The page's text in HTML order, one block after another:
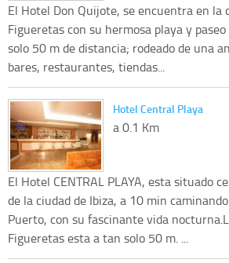
El Hotel Don Quijote, se encuentra en la
Figueretas con su hermosa playa y
solo 50 m de distancia; rodeado de una
bares, restaurantes, tiendas...
Hotel Central Playa
a 0.1 Km
El Hotel CENTRAL PLAYA, esta situado
de la ciudad de Ibiza, a 10 min
Puerto, con su fascinante vida
Figueretas esta a tan solo 50 m. ...